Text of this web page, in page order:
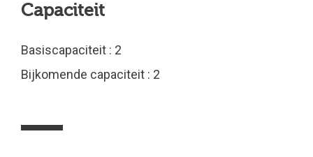
Capaciteit
Basiscapaciteit : 2
Bijkomende capaciteit : 2